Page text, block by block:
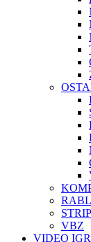
VBZ
VIDEO